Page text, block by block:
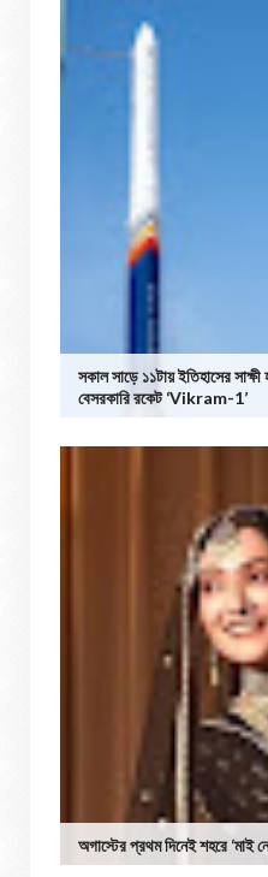
সকাল সাড়ে ১১টায় ইতিহাসের
বেসরকারি রকেট ‘Vikram-1’
অগাস্টের প্রথম দিনেই শহরে ‘মাই